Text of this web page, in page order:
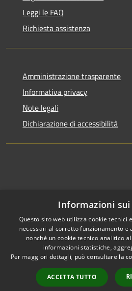
Leggi le FAQ
Richiesta assistenza
Amministrazione trasparente
Informativa privacy
Note legali
Dichiarazione di accessibilità
RSS
Accessibilità
Informazioni
Questo sito web utilizza cookie tecnici
necessari al corretto funzionamento e
nonché un cookie tecnico analitico
informazioni statistiche,
Per maggiori dettagli, può consultare la
ACCETTA TUTTO